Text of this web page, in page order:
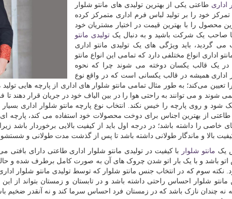
اداری طاعتی یکی از بهترین تولیدی های مانتو شلوار
خود را بر تولید لباس فرم اداری متمرکز کرده
محصول را با بهترین قیمت در اختیار مشتریان خود
صاحب یک شرکت باشید و به دنبال یکتولیدی مانتو
گردید، باید ویژگی های یک تولیدی مانتو اداری
اداری انواع مختلفی دارد که تمامی این انواع مانتو
در یک قالب یکسان دوخته می شوند چرا که نحوه
اداری همیشه در قالب یکسانی است که در واقع نوع
تعیین می‌کند؛ به طور مثال تمامی مانتو شلوار های اداری از پارچه هایی
شوند و می توانند به راحتی هوا را در بین الیاف خود در جریان قرار دهند تا
شود و روی پارچه را خیس نکند. انتخاب نوع پارچه مانتو شلوار اداری
طاعتی از بهترین اجناس برای دوخت محصولات خود استفاده می کند، پارچه
خاصی را داشته باشد؛ در درجه اول باید از کیفیت بالایی برخوردار باشد
بالا و ماندگار طولانی داشته باشد تا پس از گذشت مدت طولانی و
یک مانتو شلوار
با کیفیت در تولیدی مانتو شلوار اداری طاعتی دارای
باشد و با یک بار اتو شدن چروک های آن به صورت کامل برطرف شده و
نکته سوم که در انتخاب جنس مانتو شلوار که توسط تولیدی مانتو شلوار
مانتو شلوار احساس راحتی داشته باشد و در تابستان و زمستان بتواند از
چندان نازک باشد که در زمستان فرد احساس سرما کند و نه آنقدر ضخیم